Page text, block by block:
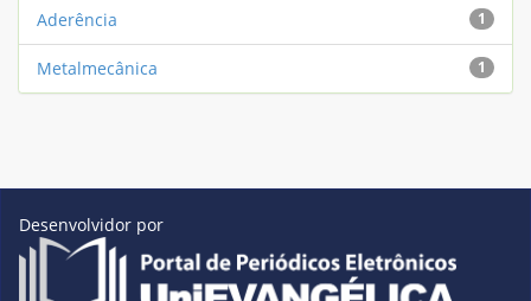
1
Aderência
1
Metalmecânica
Desenvolvidor por